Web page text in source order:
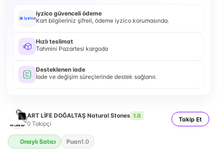
iyzico güvenceli ödeme
Kart bilgileriniz şifreli, ödeme iyzico korumasında.
Hızlı teslimat
Tahmini Pazartesi kargoda
Desteklenen iade
İade ve değişim süreçlerinde destek sağlanır.
ART LİFE DOĞALTAŞ Natural Stones 1.0
0 Takipçi
Takip Et
Onaylı Satıcı Puan1.0